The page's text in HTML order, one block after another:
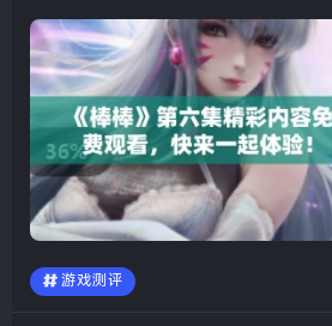
求。在这个过程中，父母的隐性支持可以
游戏测评